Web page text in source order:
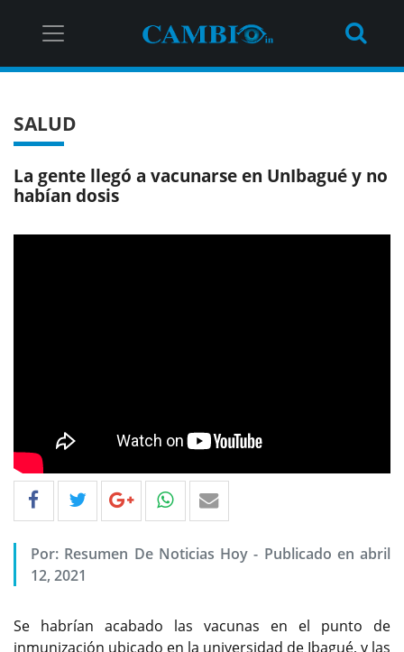
SALUD
La gente llegó a vacunarse en UnIbagué y no
habían dosis
Por: Resumen De Noticias Hoy - Publicado en abril
12, 2021
Se habrían acabado las vacunas en el punto de
inmunización ubicado en la universidad de Ibagué, y las